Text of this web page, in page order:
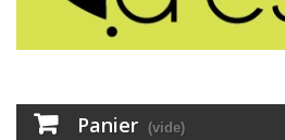
Panier (vide)